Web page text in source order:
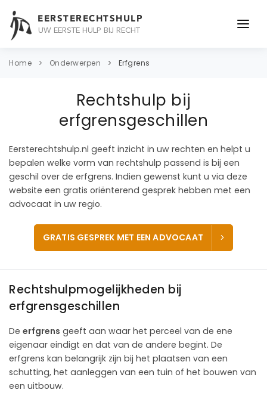
EERSTERECHTSHULP
UW EERSTE HULP BIJ RECHT
ONDERWERPEN
ADVOCAAT
CONTACT
Home Onderwerpen Erfgrens
Rechtshulp bij
erfgrensgeschillen
Eersterechtshulp.nl geeft inzicht in uw rechten en helpt u
bepalen welke vorm van rechtshulp passend is bij een
geschil over de erfgrens. Indien gewenst kunt u via deze
website een gratis oriënterend gesprek hebben met een
advocaat in uw regio.
GRATIS GESPREK MET EEN ADVOCAAT
Rechtshulpmogelijkheden bij
erfgrensgeschillen
De erfgrens geeft aan waar het perceel van de ene
eigenaar eindigt en dat van de andere begint. De
erfgrens kan belangrijk zijn bij het plaatsen van een
schutting, het aanleggen van een tuin of het bouwen van
een uitbouw.